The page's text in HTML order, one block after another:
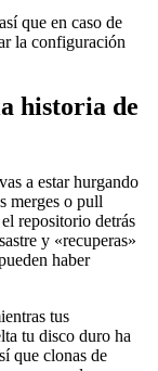
que en caso de
la configuración
historia de
a estar hurgando
merges o pull
repositorio detrás
y «recuperas»
haber
tus
tu disco duro ha
que clonas de